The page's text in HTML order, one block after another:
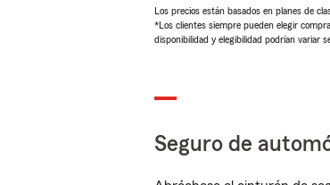
Los precios están basados en planes de
*Los clientes siempre pueden elegir
disponibilidad y elegibilidad podrían variar
Seguro de